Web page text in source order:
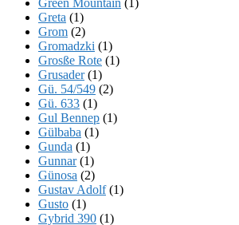
Greta (1)
Grom (2)
Gromadzki (1)
Grosße Rote (1)
Grusader(1)
Gü. 54/549 (2)
Gü. 633 (1)
Gul Bennep (1)
Gülbaba (1)
Gunda (1)
Gunnar(1)
Günosa (2)
Gustav Adolf(1)
Gusto (1)
Gybrid 390 (1)